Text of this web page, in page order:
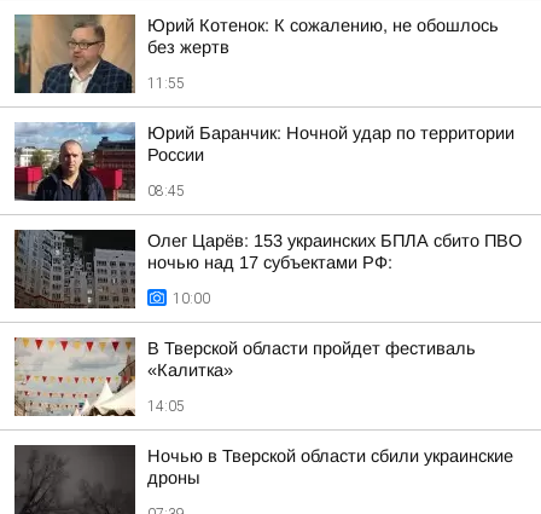
Юрий Котенок: К сожалению, не обошлось
без жертв
11:55
Юрий Баранчик: Ночной удар по территории
России
08:45
Олег Царёв: 153 украинских БПЛА сбито ПВО
ночью над 17 субъектами РФ:
10:00
В Тверской области пройдет фестиваль
«Калитка»
14:05
Ночью в Тверской области сбили украинские
дроны